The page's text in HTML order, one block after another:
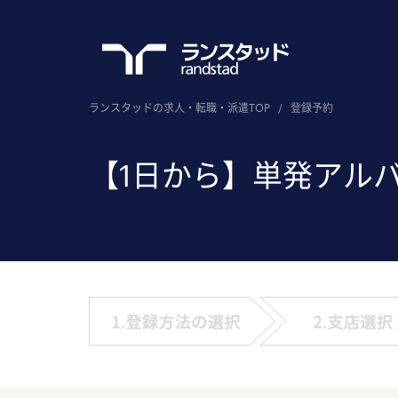
ランスタッドの求人・転職・派遣TOP / 登録予約
【1日から】単発アル